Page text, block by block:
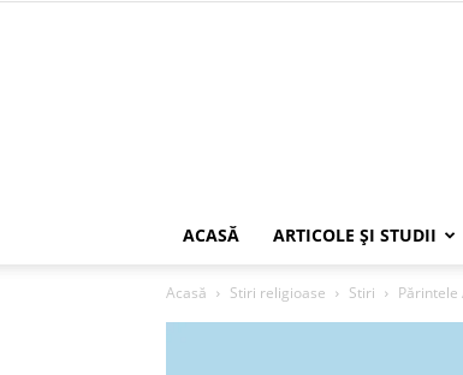
ACASĂ ARTICOLE ŞI STUDII
Acasă Stiri religioase Stiri Părintele